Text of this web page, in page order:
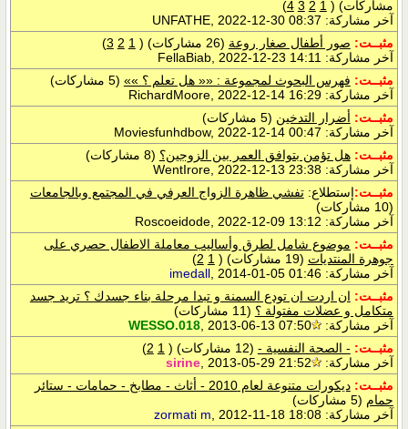
مشاركات) (
1
2
3
4
)
آخر مشاركة: UNFATHE, 2022-12-30 08:37
مثبــت: صور أطفال صغار روعة (26 مشاركات) (
1
2
3
)
آخر مشاركة:
FellaBiab, 2022-12-23 14:11
مثبــت: فهرس البحوث لمجموعة : «« هل تعلم ؟ »» (5 مشاركات)
آخر مشاركة:
RichardMoore, 2022-12-14 16:29
مثبــت: أضرار التدخين (5 مشاركات)
آخر مشاركة:
Moviesfunhdbow, 2022-12-14 00:47
مثبــت: هل تؤمن بتوافق العمر بين الزوجين؟ (8 مشاركات)
آخر مشاركة: WentIrore, 2022-12-13 23:38
مثبــت:إستطلاع:تفشي ظاهرة الزواج العرفي في المجتمع وبالجامعات
(10 مشاركات)
آخر مشاركة:
Roscoeidode, 2022-12-09 13:12
مثبــت: موضوع شامل لطرق وأساليب معاملة الاطفال حصري على
جوهرة المنتديات (19 مشاركات) (
1
2
)
آخر مشاركة:
imedall, 2014-01-05 01:46
مثبــت: ان اردت ان تودع السمنة و تبدا مرحلة بناء جسدك ؟ تريد جسد
متكامل و عضلات مفتولة ؟ (11 مشاركات)
آخر مشاركة:
WESSO.018, 2013-06-13 07:50
مثبــت: - الصحة النفسية - (12 مشاركات) (
1
2
)
آخر مشاركة:
sirine, 2013-05-29 21:52
مثبــت:
ديكورات متنوعة لعام 2010 - أثاث - مطابخ - حمامات - ستائر
حمام (5 مشاركات)
آخر مشاركة:
zormati m , 2012-11-18 18:08